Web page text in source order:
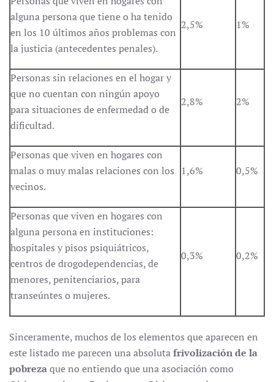
alguna persona que tiene o ha tenido
en los 10 últimos años problemas con
la justicia (antecedentes penales).
2,5% 1%
Personas sin relaciones en el hogar y
que no cuentan con ningún apoyo
para situaciones de enfermedad o de
dificultad.
2,8% 2%
Personas que viven en hogares con
malas o muy malas relaciones con los
vecinos.
1,6% 0,5%
Personas que viven en hogares con
alguna persona en instituciones:
hospitales y pisos psiquiátricos,
centros de drogodependencias, de
menores, penitenciarios, para
transeúntes o mujeres.
0,3% 0,2%
Sinceramente, muchos de los elementos que aparecen en
este listado me parecen una absolutafrivolización de la
pobrezaque no entiendo que una asociación como